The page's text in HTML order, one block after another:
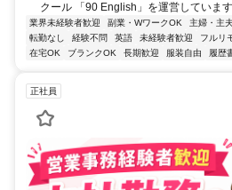
クール 「90 English」を運営していま
業界未経験者歓迎 副業・WワークOK 主婦・主
転勤なし
経験不問 英語 未経験者歓迎 フルリ
在宅OK
ブランクOK 長期歓迎 服装自由 履歴
正社員